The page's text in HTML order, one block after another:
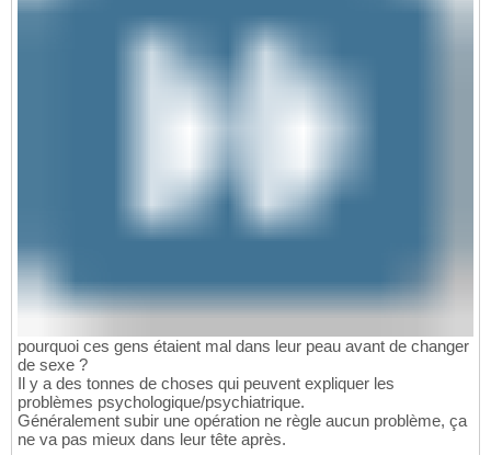
pourquoi ces gens étaient mal dans leur peau avant de changer
de sexe ?
Il y a des tonnes de choses qui peuvent expliquer les
problèmes psychologique/psychiatrique.
Généralement subir une opération ne règle aucun problème, ça
ne va pas mieux dans leur tête après.